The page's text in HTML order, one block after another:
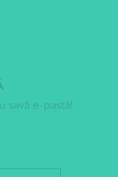
savā e-pastā!